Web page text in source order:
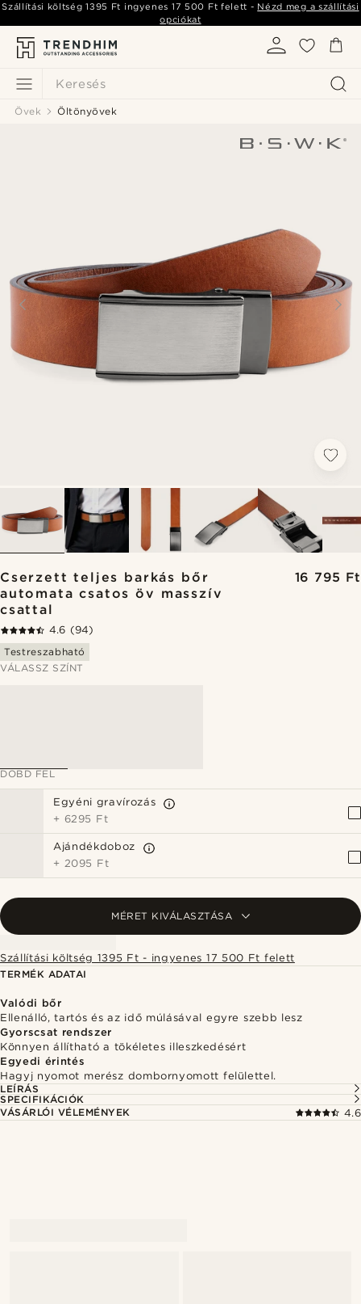
Keresés
Szállítási költség1395 Ft ingyenes 17 500 Ft felett - Nézd meg a szállítási
opciókat
Övek Öltönyövek
Cserzett teljes barkás bőr
automata csatos öv masszív
csattal
16 795 Ft
4.6 (94)
Testreszabható
VÁLASSZ SZÍNT
DOBD FEL
Egyéni gravírozás
+ 6295 Ft
Ajándékdoboz
+ 2095 Ft
MÉRET KIVÁLASZTÁSA
Szállítási költség 1395 Ft - ingyenes 17 500 Ft felett
TERMÉK ADATAI
Valódi bőr
Ellenálló, tartós és az idő múlásával egyre szebb lesz
Gyorscsat rendszer
Könnyen állítható a tökéletes illeszkedésért
Egyedi érintés
Hagyj nyomot merész dombornyomott felülettel.
LEÍRÁS
SPECIFIKÁCIÓK
VÁSÁRLÓI VÉLEMÉNYEK
4.6